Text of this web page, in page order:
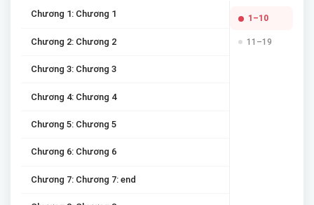
Chương 1: Chương 1
Chương 2: Chương 2
Chương 3: Chương 3
Chương 4: Chương 4
Chương 5: Chương 5
Chương 6: Chương 6
Chương 7: Chương 7: end
1–10
11–19